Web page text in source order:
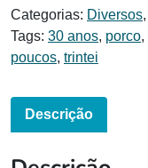
Categorias: Diversos,
Tags: 30 anos, porco,
poucos, trintei
Descrição